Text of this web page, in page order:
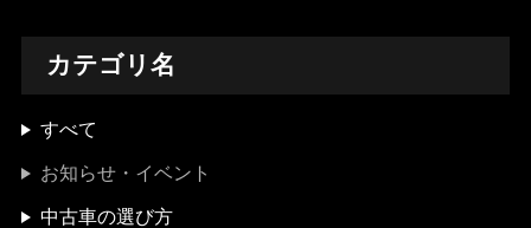
カテゴリ名
すべて
お知らせ・イベント
中古車の選び方